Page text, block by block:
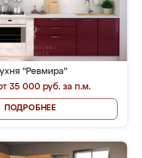
"Ревмира"
35 000 руб. за п.м.
ПОДРОБНЕЕ